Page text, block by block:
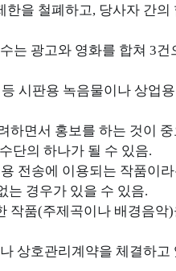
을 철폐하고, 당사자 간
광고와 영화를 합쳐 3건
시판용 녹음물이나 상업
하면서 홍보를 하는 것이
단의 하나가 될 수 있음.
전송에 이용되는 작품이
는 경우가 있을 수 있음.
작품(주제곡이나 배경음악
상호관리계약을 체결하고